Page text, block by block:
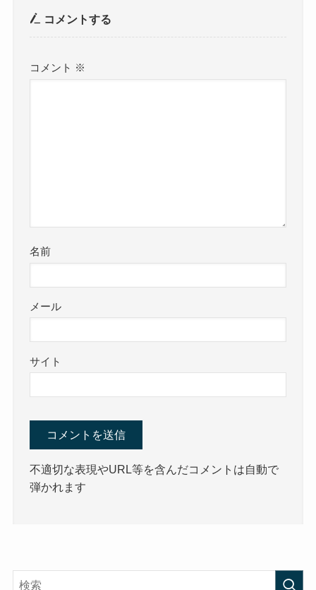
コメントする
コメント ※
名前
メール
サイト
不適切な表現やURL等を含んだコメントは自動で
弾かれます